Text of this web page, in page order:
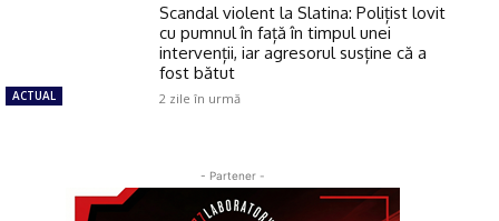
ACTUAL
Scandal violent la Slatina: Polițist lovit
cu pumnul în față în timpul unei
intervenții, iar agresorul susține că a
fost bătut
2 zile în urmă
- Partener -